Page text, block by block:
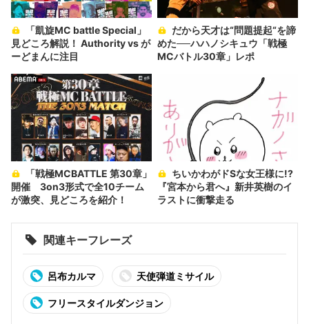
見どころ解説！ Authority vs が
ーどまんに注目
めた──ハハノシキュウ「戦極
MCバトル30章」レポ
開催 3on3形式で全10チーム
が激突、見どころを紹介！
『宮本から君へ』新井英樹のイ
ラストに衝撃走る
関連キーフレーズ
呂布カルマ 天使弾道ミサイル
フリースタイルダンジョン